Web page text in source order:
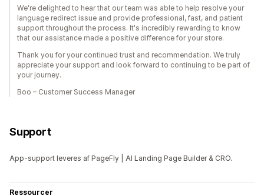
We're delighted to hear that our team was able to help resolve your
language redirect issue and provide professional, fast, and patient
support throughout the process. It's incredibly rewarding to know
that our assistance made a positive difference for your store.
Thank you for your continued trust and recommendation. We truly
appreciate your support and look forward to continuing to be part of
your journey.
Boo – Customer Success Manager
Support
App-support leveres af PageFly | AI Landing Page Builder & CRO.
Ressourcer